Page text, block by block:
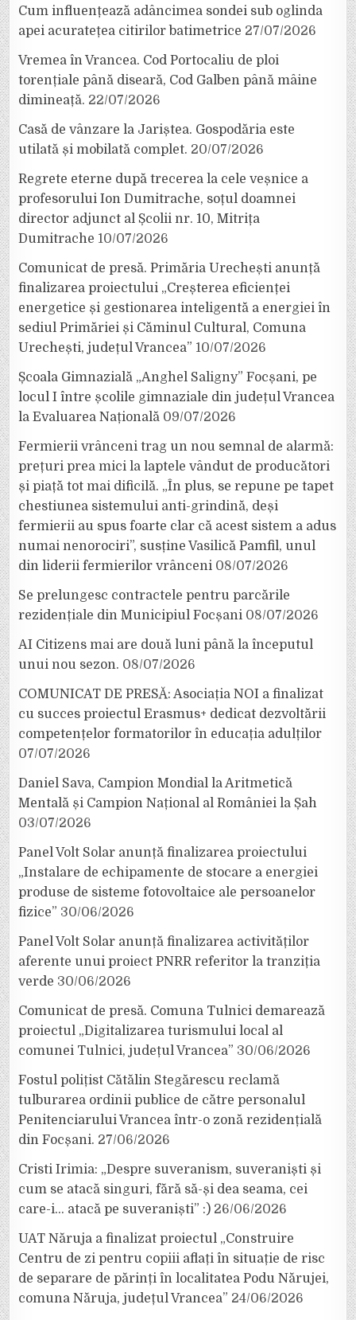
Cum influențează adâncimea sondei sub oglinda
apei acuratețea citirilor batimetrice 27/07/2026
Vremea în Vrancea. Cod Portocaliu de ploi
torențiale până diseară, Cod Galben până mâine
dimineață. 22/07/2026
Casă de vânzare la Jariștea. Gospodăria este
utilată și mobilată complet. 20/07/2026
Regrete eterne după trecerea la cele veșnice a
profesorului Ion Dumitrache, soțul doamnei
director adjunct al Școlii nr. 10, Mitrița
Dumitrache 10/07/2026
Comunicat de presă. Primăria Urechești anunță
finalizarea proiectului „Creșterea eficienței
energetice și gestionarea inteligentă a energiei în
sediul Primăriei și Căminul Cultural, Comuna
Urechești, județul Vrancea” 10/07/2026
Școala Gimnazială „Anghel Saligny” Focșani, pe
locul I între școlile gimnaziale din județul Vrancea
la Evaluarea Națională 09/07/2026
Fermierii vrânceni trag un nou semnal de alarmă:
prețuri prea mici la laptele vândut de producători
și piață tot mai dificilă. „În plus, se repune pe tapet
chestiunea sistemului anti-grindină, deși
fermierii au spus foarte clar că acest sistem a adus
numai nenorociri”, susține Vasilică Pamfil, unul
din liderii fermierilor vrânceni 08/07/2026
Se prelungesc contractele pentru parcările
rezidențiale din Municipiul Focșani 08/07/2026
AI Citizens mai are două luni până la începutul
unui nou sezon. 08/07/2026
COMUNICAT DE PRESĂ: Asociația NOI a finalizat
cu succes proiectul Erasmus+ dedicat dezvoltării
competențelor formatorilor în educația adulților
07/07/2026
Daniel Sava, Campion Mondial la Aritmetică
Mentală și Campion Național al României la Șah
03/07/2026
Panel Volt Solar anunță finalizarea proiectului
„Instalare de echipamente de stocare a energiei
produse de sisteme fotovoltaice ale persoanelor
fizice” 30/06/2026
Panel Volt Solar anunță finalizarea activităților
aferente unui proiect PNRR referitor la tranziția
verde 30/06/2026
Comunicat de presă. Comuna Tulnici demarează
proiectul „Digitalizarea turismului local al
comunei Tulnici, județul Vrancea” 30/06/2026
Fostul polițist Cătălin Stegărescu reclamă
tulburarea ordinii publice de către personalul
Penitenciarului Vrancea într-o zonă rezidențială
din Focșani. 27/06/2026
Cristi Irimia: „Despre suveranism, suveraniști și
cum se atacă singuri, fără să-și dea seama, cei
care-i… atacă pe suveraniști” :) 26/06/2026
UAT Năruja a finalizat proiectul „Construire
Centru de zi pentru copiii aflați în situație de risc
de separare de părinți în localitatea Podu Nărujei,
comuna Năruja, județul Vrancea” 24/06/2026